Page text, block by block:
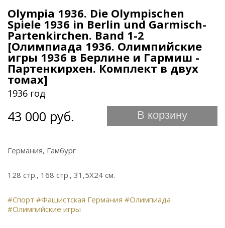
Olympia 1936. Die Olympischen
Spiele 1936 in Berlin und Garmisch-
Рartenkirchen. Band 1-2
[Олимпиада 1936. Олимпийские
игры 1936 в Берлине и Гармиш -
Партенкирхен. Комплект в двух
томах]
1936 год
43 000 руб. В корзину
Германия, Гамбург
128 стр., 168 стр., 31,5Х24 см.
#Спорт #Фашистская Германия #Олимпиада
#Олимпийские игры